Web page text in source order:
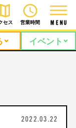
セス 営業時間 M E N U
イベント
2022.03.22